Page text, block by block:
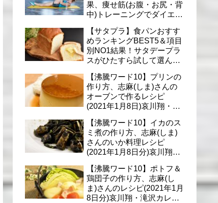
果、痩せ筋(お腹・お尻・背
中)トレーニングでダイエッ
【サタプラ】食パンおすす
めランキングBEST5＆項目
別NO1結果！サタデープラ
スがひたすら試して選んだ
【沸騰ワード10】プリンの
作り方、志麻(しま)さんの
オーブンで作るレシピ
(2021年1月8日)哀川翔・滝
理
【沸騰ワード10】イカのス
ミ煮の作り方、志麻(しま)
さんのいか料理レシピ
(2021年1月8日分)哀川翔・
【沸騰ワード10】ポトフ＆
鶏団子の作り方、志麻(し
ま)さんのレシピ(2021年1月
8日分)哀川翔・滝沢カレ